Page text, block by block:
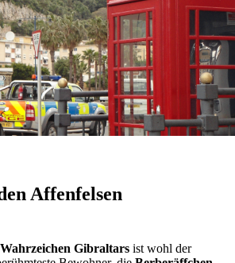
Affenfelsen
Gibraltars ist wohl der